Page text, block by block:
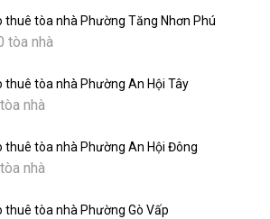
thuê tòa nhà Phường Tăng Nhơn Phú
tòa nhà
thuê tòa nhà Phường An Hội Tây
nhà
thuê tòa nhà Phường An Hội Đông
nhà
thuê tòa nhà Phường Gò Vấp